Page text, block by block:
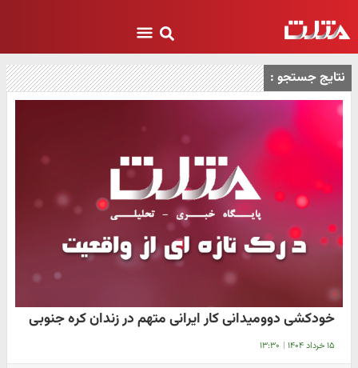
نتایج جستجو :
خودکشی دوومیدانی کار ایرانی متهم در زندان کره جنوبی
۱۵ خرداد ۱۴۰۴ | ۱۳:۳۰